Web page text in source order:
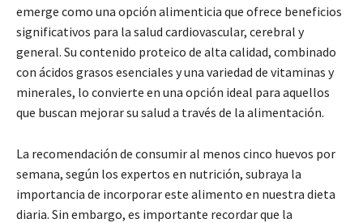
emerge como una opción alimenticia que ofrece beneficios
significativos para la salud cardiovascular, cerebral y
general. Su contenido proteico de alta calidad, combinado
con ácidos grasos esenciales y una variedad de vitaminas y
minerales, lo convierte en una opción ideal para aquellos
que buscan mejorar su salud a través de la alimentación.
La recomendación de consumir al menos cinco huevos por
semana, según los expertos en nutrición, subraya la
importancia de incorporar este alimento en nuestra dieta
diaria. Sin embargo, es importante recordar que la